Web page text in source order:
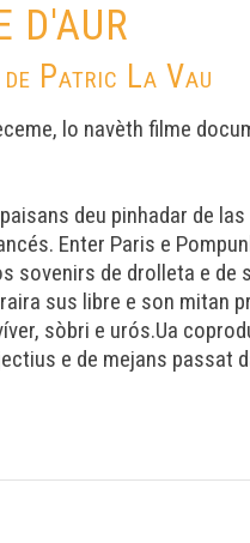
D'AUR
Patric La Vau
lo navèth filme
deu pinhadar de
Enter Paris e
sovenirs de drolleta e de
sus libre e son mitan
sòbri e urós.Ua
e de mejans passat